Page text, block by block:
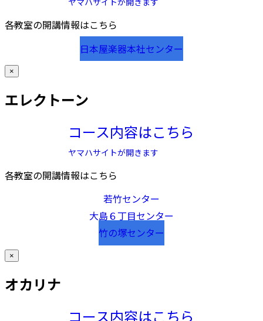
ヤマハサイトが開きます
各教室の開講情報はこちら
日本屋楽器本社センター
×
エレクトーン
コース内容はこちら
ヤマハサイトが開きます
各教室の開講情報はこちら
若竹センター
大島６丁目センター
竹の塚センター
×
オカリナ
コース内容はこちら